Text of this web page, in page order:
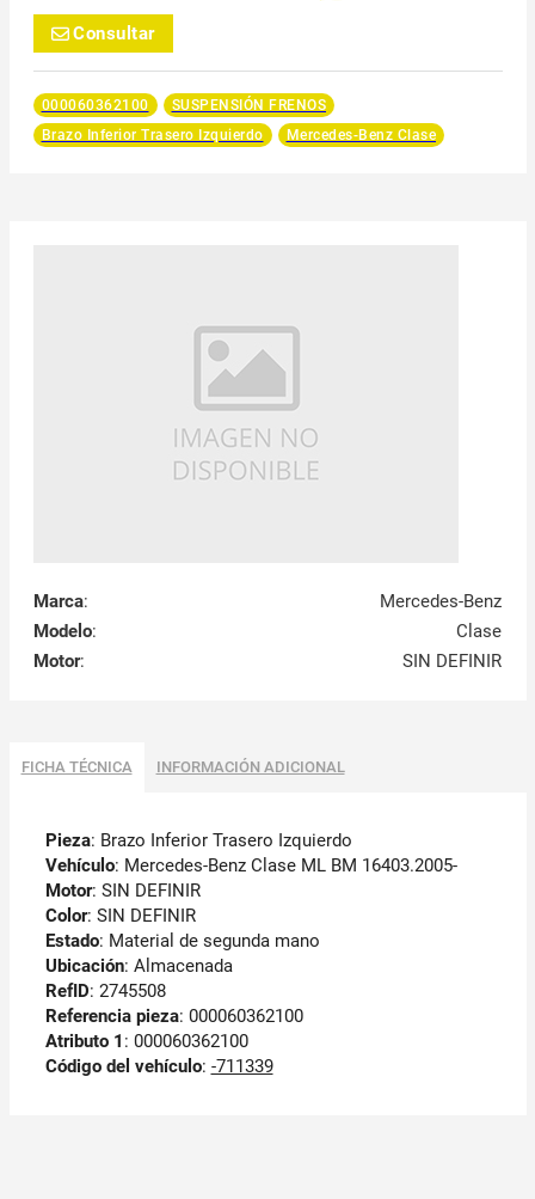
Consultar
000060362100
SUSPENSIÓN FRENOS
Brazo Inferior Trasero Izquierdo
Mercedes-Benz Clase
Marca:
Mercedes-Benz
Modelo:
Clase
Motor: SIN DEFINIR
FICHA TÉCNICA INFORMACIÓN ADICIONAL
Pieza: Brazo Inferior Trasero Izquierdo
Vehículo: Mercedes-Benz Clase ML BM 16403.2005-
Motor: SIN DEFINIR
Color: SIN DEFINIR
Estado: Material de segunda mano
Ubicación: Almacenada
RefID: 2745508
Referencia pieza: 000060362100
Atributo 1 : 000060362100
Código del vehículo: -711339